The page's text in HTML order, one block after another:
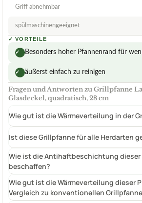
Griff abnehmbar
spülmaschinengeeignet
✓ VORTEILE
✓ Besonders hoher Pfannenrand für
✓ äußerst einfach zu reinigen
Fragen und Antworten zu Grillpfanne
Glasdeckel, quadratisch, 28 cm
Wie gut ist die Wärmeverteilung in der
Ist diese Grillpfanne für alle Herdarten
Wie ist die Antihaftbeschichtung dieser
beschaffen?
Wie gut ist die Wärmeverteilung dieser
Vergleich zu konventionellen